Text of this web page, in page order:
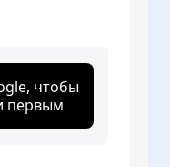
чтобы
первым